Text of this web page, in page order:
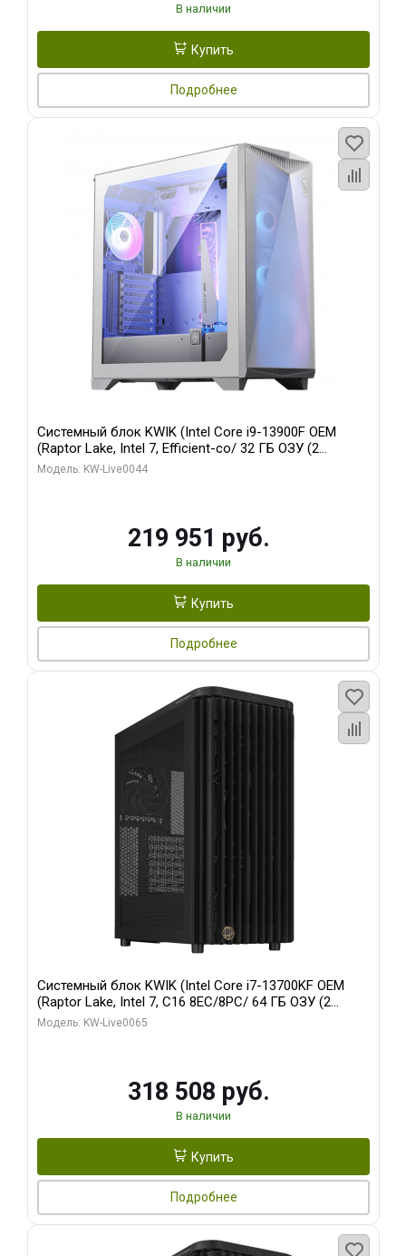
В наличии
Купить
Подробнее
Системный блок KWIK (Intel Core i9-13900F OEM
(Raptor Lake, Intel 7, Efficient-co/ 32 ГБ ОЗУ (2
модуля)/ Gigabyte RTX5070Ti AERO OC 16GB GDDR7
Модель: KW-Live0044
219 951 руб.
В наличии
Купить
Подробнее
Системный блок KWIK (Intel Core i7-13700KF OEM
(Raptor Lake, Intel 7, C16 8EC/8PC/ 64 ГБ ОЗУ (2
модуля)/ ASUS RTX5080 PROART OC 16GB GDDR7
Модель: KW-Live0065
318 508 руб.
В наличии
Купить
Подробнее